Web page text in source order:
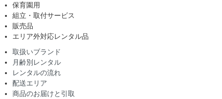
保育園用
組立・取付サービス
販売品
エリア外対応レンタル品
取扱いブランド
月齢別レンタル
レンタルの流れ
配送エリア
商品のお届けと引取